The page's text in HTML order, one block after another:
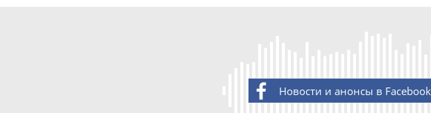
Новости и анонсы в Facebook